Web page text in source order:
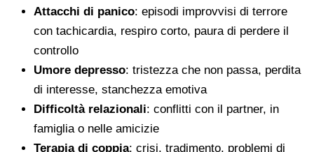
Attacchi di panico: episodi improvvisi di terrore
con tachicardia, respiro corto, paura di perdere il
controllo
Umore depresso: tristezza che non passa, perdita
di interesse, stanchezza emotiva
Difficoltà relazionali: conflitti con il partner, in
famiglia o nelle amicizie
Terapia di coppia: crisi, tradimento, problemi di